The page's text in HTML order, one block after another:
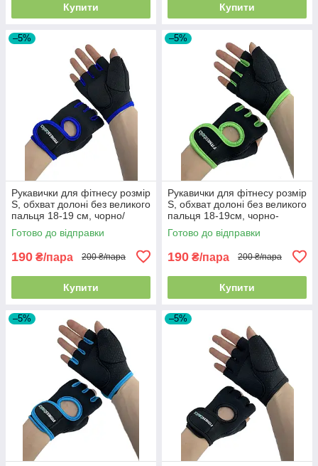
Купити Купити
–5%
Рукавички для фітнесу розмір
S, обхват долоні без великого
пальця 18-19 см, чорно/
синій, BC-893
Готово до відправки
190 ₴/пара 200 ₴/пара
Купити
–5%
Рукавички для фітнесу розмір
S, обхват долоні без великого
пальця 18-19см, чорно-
салатовий, BC-893
Готово до відправки
190 ₴/пара 200 ₴/пара
Купити
–5% –5%